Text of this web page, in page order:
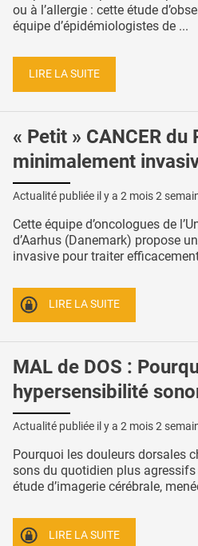
ou à l’allergie : cette étude
équipe d’épidémiologistes de ...
LIRE LA SUITE
« Petit » CANCER du
minimalement
Actualité publiée il y a 2 mois 2
Cette équipe d’oncologues de
d’Aarhus (Danemark) propose
invasive pour traiter
LIRE LA SUITE
MAL de DOS :
hypersensibilité
Actualité publiée il y a 2 mois 2
Pourquoi les douleurs dorsales
sons du quotidien plus
étude d’imagerie cérébrale,
LIRE LA SUITE